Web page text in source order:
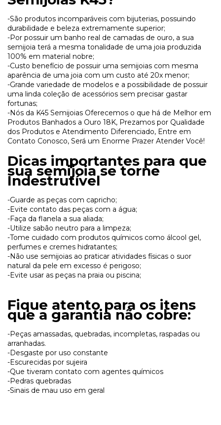
-São produtos incomparáveis com bijuterias, possuindo
durabilidade e beleza extremamente superior;
-Por possuir um banho real de camadas de ouro, a sua
semijoia terá a mesma tonalidade de uma joia produzida
100% em material nobre;
-Custo benefício de possuir uma semijoias com mesma
aparência de uma joia com um custo até 20x menor;
-Grande variedade de modelos e a possibilidade de possuir
uma linda coleção de acessórios sem precisar gastar
fortunas;
-Nós da K45 Semijoias Oferecemos o que há de Melhor em
Produtos Banhados a Ouro 18K, Prezamos por Qualidade
dos Produtos e Atendimento Diferenciado, Entre em
Contato Conosco, Será um Enorme Prazer Atender Você!
Dicas importantes para que
sua semijoia se torne
Indestrutível
-Guarde as peças com capricho;
-Evite contato das peças com a água;
-Faça da flanela a sua aliada;
-Utilize sabão neutro para a limpeza;
-Tome cuidado com produtos químicos como álcool gel,
perfumes e cremes hidratantes;
-Não use semijoias ao praticar atividades físicas o suor
natural da pele em excesso é perigoso;
-Evite usar as peças na praia ou piscina;
Fique atento para os itens
que a garantia não cobre:
-Peças amassadas, quebradas, incompletas, raspadas ou
arranhadas.
-Desgaste por uso constante
-Escurecidas por sujeira
-Que tiveram contato com agentes químicos
-Pedras quebradas
-Sinais de mau uso em geral